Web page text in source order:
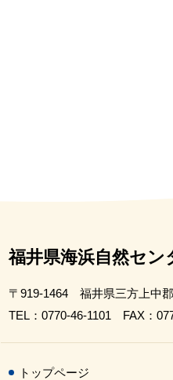
福井県海浜自然セン
〒919-1464 福井県三方上中
TEL：0770-46-1101 FAX：
トップページ